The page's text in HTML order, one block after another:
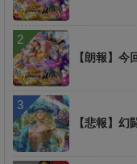
【朗報】
【悲報】